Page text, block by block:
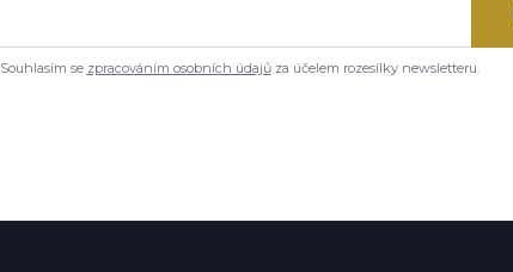
Souhlasím se zpracováním osobních údajůza účelem rozesílky newsletteru.